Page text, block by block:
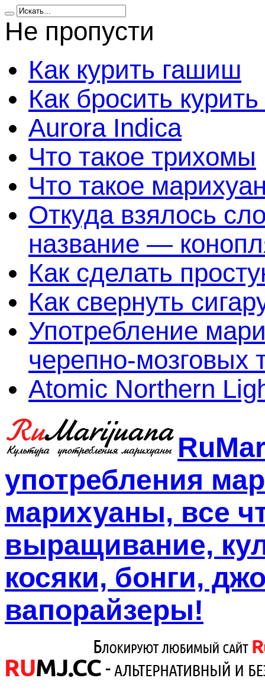
Не пропусти
Как курить гашиш
Как бросить
Aurora Indica
Что такое трихомы
Что такое
Откуда взялось
название —
Как сделать
Как свернуть
Употребление
черепно-мозговых
Atomic Northern
употребления
марихуаны, все
выращивание,
косяки, бонги,
вапорайзеры!